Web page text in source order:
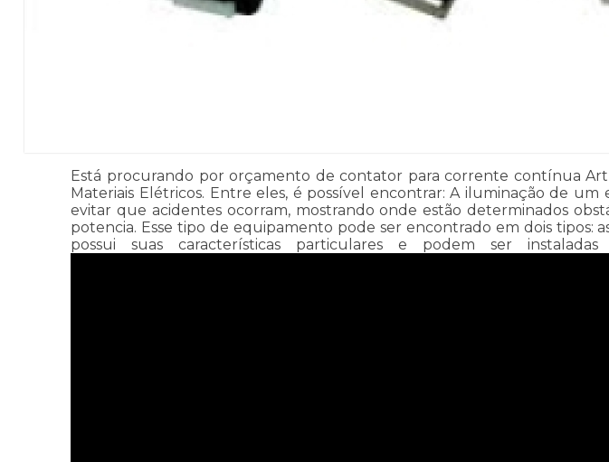
Está procurando por orçamento de contator para corrente contínua
Materiais Elétricos. Entre eles, é possível encontrar: A iluminação de
evitar que acidentes ocorram, mostrando onde estão determinados
potencia. Esse tipo de equipamento pode ser encontrado em dois tipos:
possui suas características particulares e podem ser